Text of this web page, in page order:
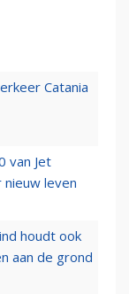
Catania
van Jet
leven
houdt ook
aan de grond